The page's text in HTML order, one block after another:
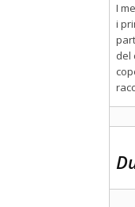
I
i
del